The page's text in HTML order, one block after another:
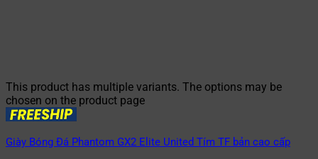
This product has multiple variants. The options may be
chosen on the product page
Giày Bóng Đá Phantom GX2 Elite United Tím TF bản cao cấp